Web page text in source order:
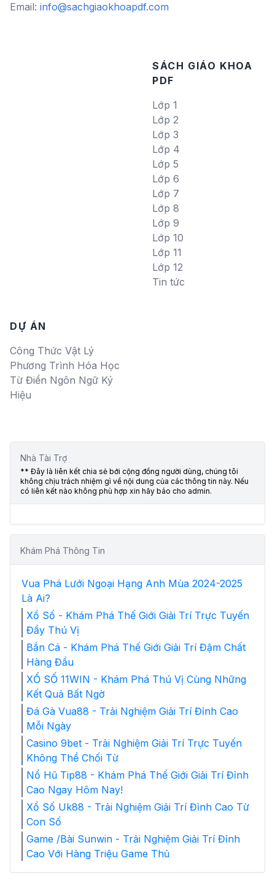
Email: info@sachgiaokhoapdf.com
SÁCH GIÁO KHOA
PDF
Lớp 1
Lớp 2
Lớp 3
Lớp 4
Lớp 5
Lớp 6
Lớp 7
Lớp 8
Lớp 9
Lớp 10
Lớp 11
Lớp 12
Tin tức
DỰ ÁN
Công Thức Vật Lý
Phương Trình Hóa Học
Từ Điển Ngôn Ngữ Ký
Hiệu
Nhà Tài Trợ
** Đây là liên kết chia sẻ bới cộng đồng người dùng, chúng tôi
không chịu trách nhiệm gì về nội dung của các thông tin này. Nếu
có liên kết nào không phù hợp xin hãy báo cho admin.
Khám Phá Thông Tin
Vua Phá Lưới Ngoại Hạng Anh Mùa 2024-2025
Là Ai?
Xổ Số - Khám Phá Thế Giới Giải Trí Trực Tuyến
Đầy Thú Vị
Bắn Cá - Khám Phá Thế Giới Giải Trí Đậm Chất
Hàng Đầu
XỔ SỐ 11WIN - Khám Phá Thú Vị Cùng Những
Kết Quả Bất Ngờ
Đá Gà Vua88 - Trải Nghiệm Giải Trí Đỉnh Cao
Mỗi Ngày
Casino 9bet - Trải Nghiệm Giải Trí Trực Tuyến
Không Thể Chối Từ
Nổ Hũ Tip88 - Khám Phá Thế Giới Giải Trí Đỉnh
Cao Ngay Hôm Nay!
Xổ Số Uk88 - Trải Nghiệm Giải Trí Đỉnh Cao Từ
Con Số
Game /Bài Sunwin - Trải Nghiệm Giải Trí Đỉnh
Cao Với Hàng Triệu Game Thủ